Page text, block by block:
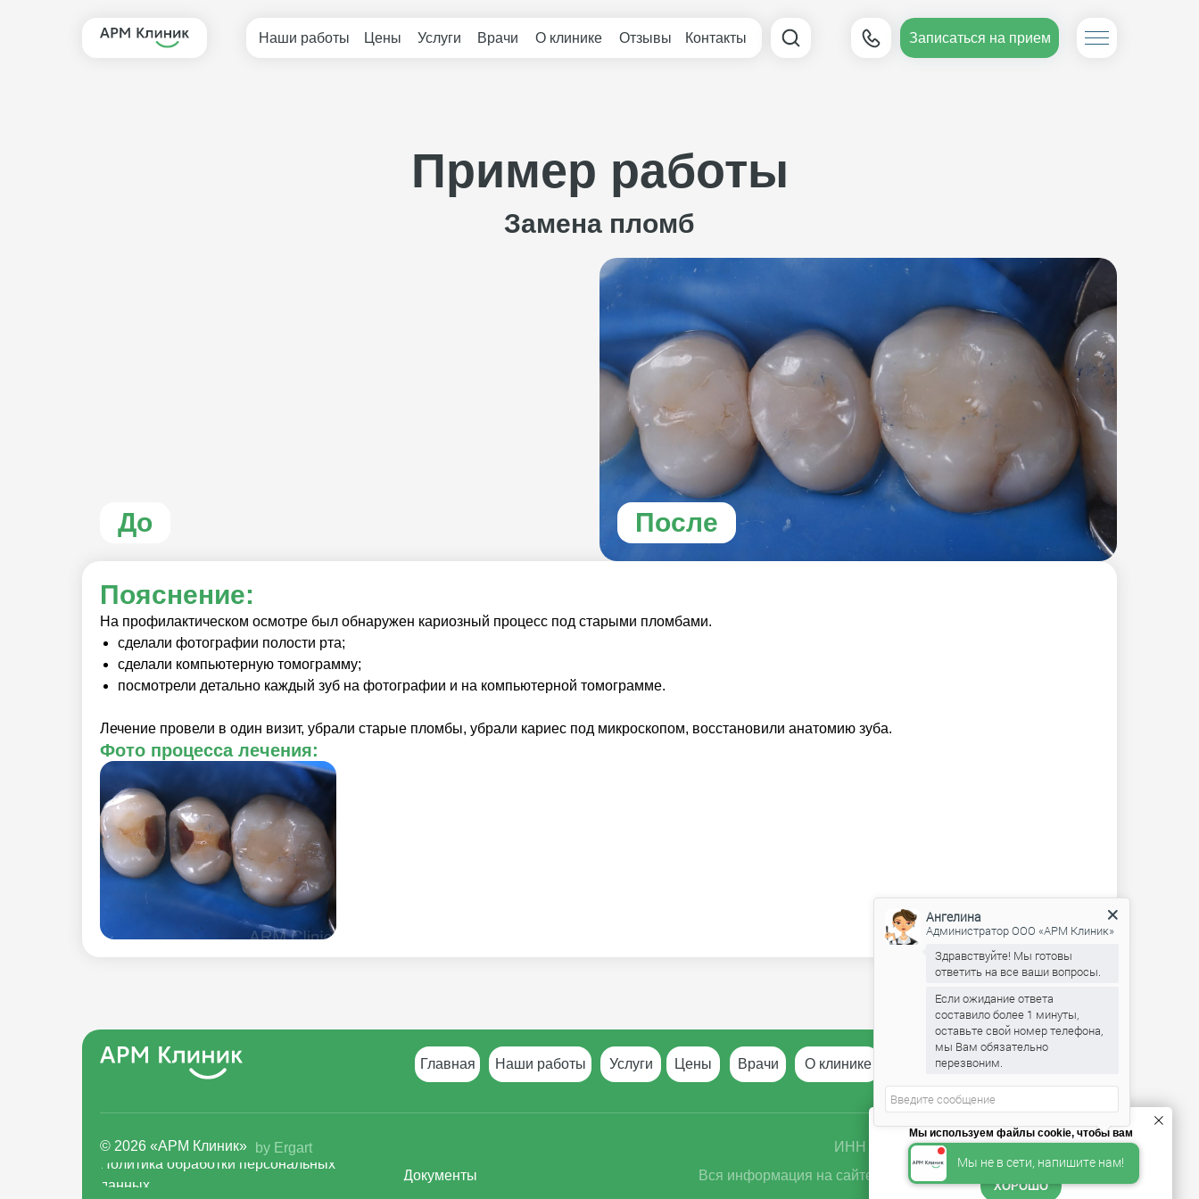
Мы используем файлы cookie, чтобы вам
было удобнее пользоваться сайтом.
ХОРОШО
Записаться на прием
Контакты
Наши работы Отзывы
О клинике
Врачи
Цены Услуги
Пример работы
Замена пломб
До После
Пояснение:
На профилактическом осмотре был обнаружен кариозный процесс под старыми пломбами.
сделали фотографии полости рта;
сделали компьютерную томограмму;
посмотрели детально каждый зуб на фотографии и на компьютерной томограмме.
Лечение провели в один визит, убрали старые пломбы, убрали кариес под микроскопом, восстановили анатомию зуба.
Фото процесса лечения:
Вся информация на сайте носит ознакомительный характер
и не является публичной офертой
ОГРН 5167746377563
ИНН 9729041467
© 2026 «АРМ Клиник»
Документы
Политика обработки персональных
данных
by Ergart
FAQ
Наши работы Отзывы
О клинике
Врачи
Цены
Услуги
Главная
Мы не в сети, напишите нам!
Ангелина
Администратор ООО «АРМ Клиник»
Здравствуйте! Мы готовы
ответить на все ваши вопросы.
Если ожидание ответа
составило более 1 минуты,
оставьте свой номер телефона,
мы Вам обязательно
перезвоним.